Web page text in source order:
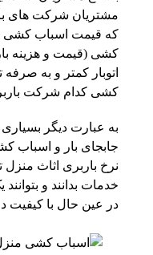
مشتریان شرکت های
که قیمت اسباب کشی
کشی (قیمت و هزینه
اتوبار کمتر و به
کشی کدام شرکت
به عبارت دیگر
جابجای بار و اسباب
نرخ باربری اثاث
خدمات بدانند و
در عین حال با کیفیت